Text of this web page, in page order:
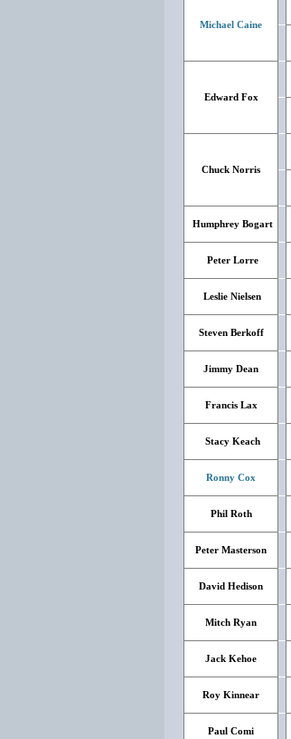
Michael Caine
Edward Fox
Chuck Norris
Humphrey Bogart
Peter Lorre
Leslie Nielsen
Steven Berkoff
Jimmy Dean
Francis Lax
Stacy Keach
Ronny Cox
Phil Roth
Peter Masterson
David Hedison
Mitch Ryan
Jack Kehoe
Roy Kinnear
Paul Comi